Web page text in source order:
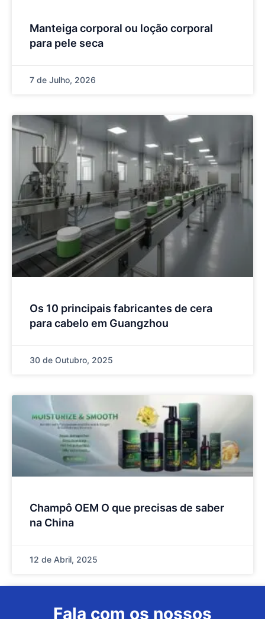
Manteiga corporal ou loção corporal
para pele seca
7 de Julho, 2026
Os 10 principais fabricantes de cera
para cabelo em Guangzhou
30 de Outubro, 2025
Champô OEM O que precisas de saber
na China
12 de Abril, 2025
Fala com os nossos